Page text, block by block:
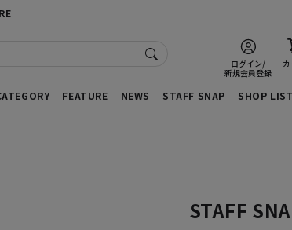
ログイン/
新規会員登録
FEATURE NEWS STAFF SNAP SHOP LIST
STAFF